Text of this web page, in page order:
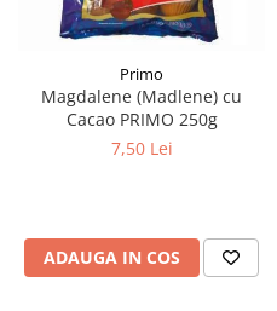
Primo
Magdalene (Madlene) cu
Cacao PRIMO 250g
7,50 Lei
ADAUGA IN COS